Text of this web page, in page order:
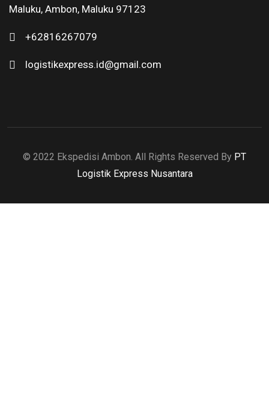
Maluku, Ambon, Maluku 97123
+62816267079
logistikexpress.id@gmail.com
© 2022 Ekspedisi Ambon. All Rights Reserved By PT
Logistik Express Nusantara